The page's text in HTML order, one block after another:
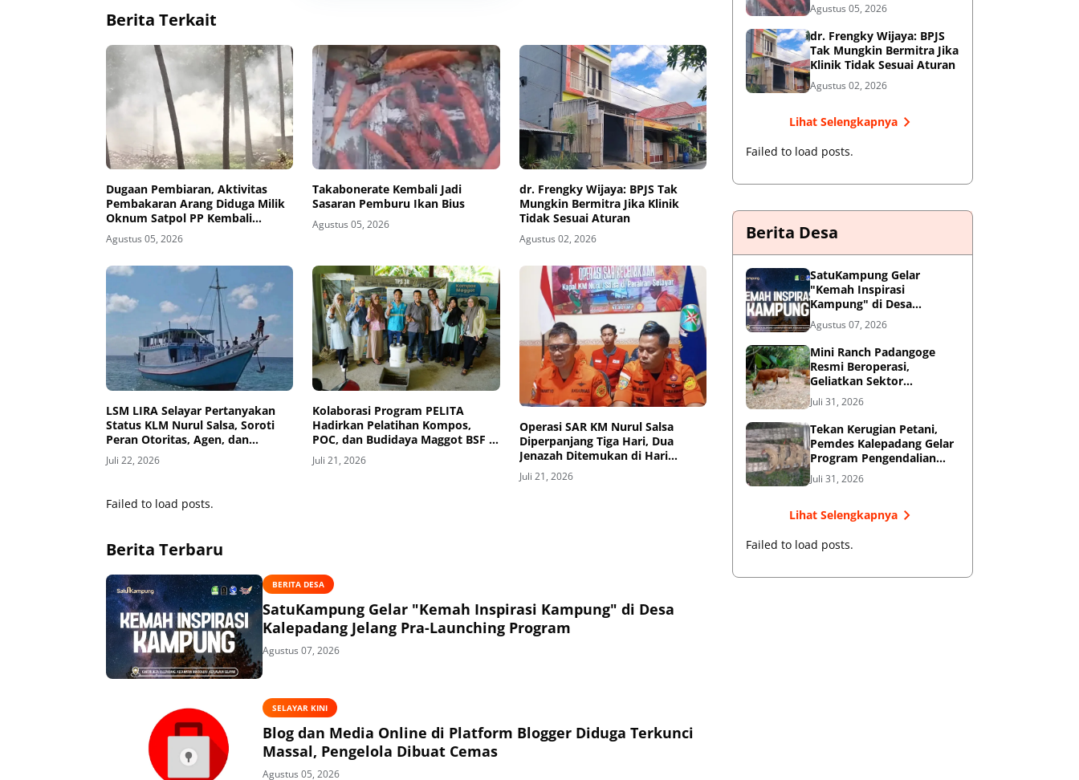
Berita Terkait
Dugaan Pembiaran, Aktivitas
Pembakaran Arang Diduga Milik
Oknum Satpol PP Kembali
Beroperasi
Agustus 05, 2026
Takabonerate Kembali Jadi
Sasaran Pemburu Ikan Bius
Agustus 05, 2026
dr. Frengky Wijaya: BPJS Tak
Mungkin Bermitra Jika Klinik
Tidak Sesuai Aturan
Agustus 02, 2026
‎LSM LIRA Selayar Pertanyakan
Status KLM Nurul Salsa, Soroti
Peran Otoritas, Agen, dan
Nakhoda
Juli 22, 2026
Kolaborasi Program PELITA
Hadirkan Pelatihan Kompos,
POC, dan Budidaya Maggot BSF di
Selayar
Juli 21, 2026
Operasi SAR KM Nurul Salsa
Diperpanjang Tiga Hari, Dua
Jenazah Ditemukan di Hari
Ketujuh
Juli 21, 2026
Failed to load posts.
Berita Terbaru
BERITA DESA
SatuKampung Gelar "Kemah Inspirasi Kampung" di Desa
Kalepadang Jelang Pra-Launching Program
Agustus 07, 2026
SELAYAR KINI
Blog dan Media Online di Platform Blogger Diduga Terkunci
Massal, Pengelola Dibuat Cemas
Agustus 05, 2026
Agustus 05, 2026
dr. Frengky Wijaya: BPJS
Tak Mungkin Bermitra Jika
Klinik Tidak Sesuai Aturan
Agustus 02, 2026
Lihat Selengkapnya
Failed to load posts.
Berita Desa
SatuKampung Gelar
"Kemah Inspirasi
Kampung" di Desa
Kalepadang Jelang Pra-
Launching Program
Agustus 07, 2026
‎Mini Ranch Padangoge
Resmi Beroperasi,
Geliatkan Sektor
Peternakan Sapi di
Kepulauan Selayar ‎
Juli 31, 2026
Tekan Kerugian Petani,
Pemdes Kalepadang Gelar
Program Pengendalian
Hama Tupai
Juli 31, 2026
Lihat Selengkapnya
Failed to load posts.